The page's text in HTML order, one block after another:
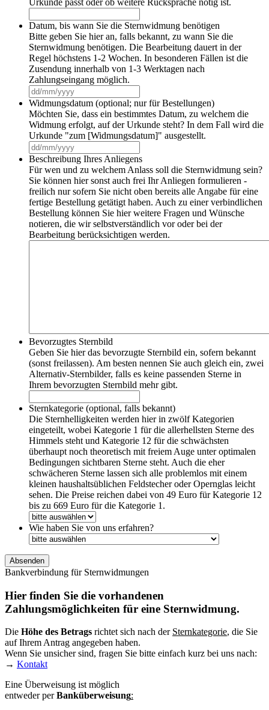
Urkunde passt oder ob weitere Rücksprache nötig ist.
Datum, bis wann Sie die Sternwidmung benötigen
Bitte geben Sie hier an, falls bekannt, zu wann Sie die
Sternwidmung benötigen. Die Bearbeitung dauert in der
Regel höchstens 1-2 Wochen. In besonderen Fällen ist die
Zusendung innerhalb von 1-3 Werktagen nach
Zahlungseingang möglich.
Schrägstrich
MM
Schrägstrich
JJJJ
Widmungsdatum (optional; nur für Bestellungen)
Möchten Sie, dass ein bestimmtes Datum, zu welchem die
Widmung erfolgt, auf der Urkunde steht? In dem Fall wird die
Urkunde "zum [Widmungsdatum]" ausgestellt.
Schrägstrich
MM
Schrägstrich
JJJJ
Beschreibung Ihres Anliegens
Für wen und zu welchem Anlass soll die Sternwidmung sein?
Sie können hier sonst auch frei Ihr Anliegen formulieren -
freilich nur sofern Sie nicht oben bereits alle Angabe für eine
fertige Bestellung getätigt haben. Auch zu einer verbindlichen
Bestellung können Sie hier weitere Fragen und Wünsche
notieren, die wir selbstverständlich vor oder bei der
Bearbeitung berücksichtigen werden.
Bevorzugtes Sternbild
Geben Sie hier das bevorzugte Sternbild ein, sofern bekannt
(sonst freilassen). Am besten nennen Sie auch gleich ein, zwei
Alternativ-Sternbilder, falls es keine passenden Sterne in
Ihrem bevorzugten Sternbild mehr gibt.
Sternkategorie (optional, falls bekannt)
Die Sternhelligkeiten werden hier in zwölf Kategorien
eingeteilt, wobei Kategorie 1 für die allerhellsten Sterne des
Himmels steht und Kategorie 12 für die schwächsten
überhaupt noch theoretisch mit freiem Auge unter optimalen
Bedingungen sichtbaren Sterne steht. Auch die eher
schwächeren Sterne lassen sich alle problemlos mit einem
kleinen haushaltsüblichen Feldstecher oder Opernglas leicht
sehen. Die Preise reichen dabei von 49 Euro für Kategorie 12
bis zu 669 Euro für die Kategorie 1.
Wie haben Sie von uns erfahren?
Bankverbindung für Sternwidmungen
Hier finden Sie die vorhandenen
Zahlungsmöglichkeiten für eine Sternwidmung.
Die Höhe des Betrags richtet sich nach der Sternkategorie, die Sie
auf Ihrem Antrag angegeben haben.
Wenn Sie unsicher sind, fragen Sie bitte einfach kurz bei uns nach:
→ Kontakt
Eine Überweisung ist möglich
entweder perBanküberweisung: